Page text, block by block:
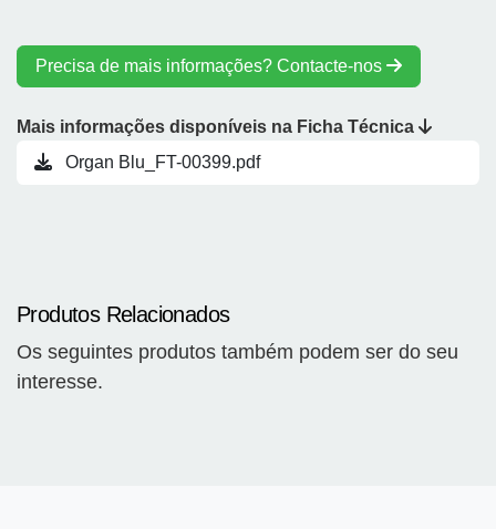
Precisa de mais informações? Contacte-nos
Mais informações disponíveis na Ficha Técnica
Organ Blu_FT-00399.pdf
Produtos Relacionados
Os seguintes produtos também podem ser do seu
interesse.